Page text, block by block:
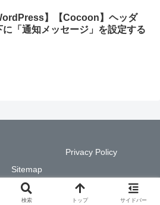
】【Cocoon】ヘッダ
に「通知メッセージ」を設定する
Privacy Policy
Sitemap
2026 ITスキルメモ.
検索 トップ サイドバー